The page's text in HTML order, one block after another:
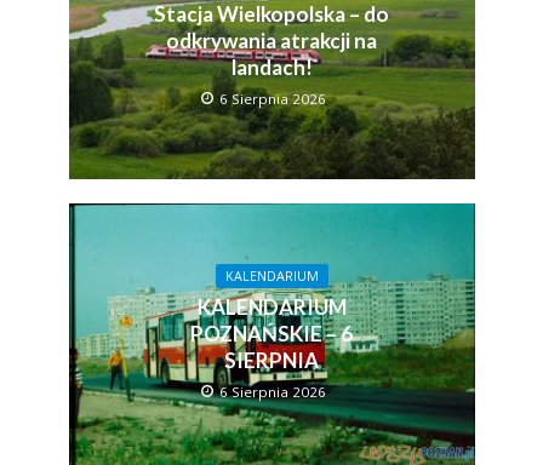
Stacja Wielkopolska – do
odkrywania atrakcji na
landach!
6 Sierpnia 2026
KALENDARIUM
KALENDARIUM
POZNAŃSKIE – 6
SIERPNIA
6 Sierpnia 2026